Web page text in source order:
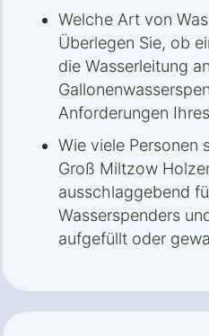
Welche Art von
Überlegen Sie, ob
die Wasserleitung
Anforderungen
Wie viele Personen
Groß Miltzow
ausschlaggebend
Wasserspenders
aufgefüllt oder